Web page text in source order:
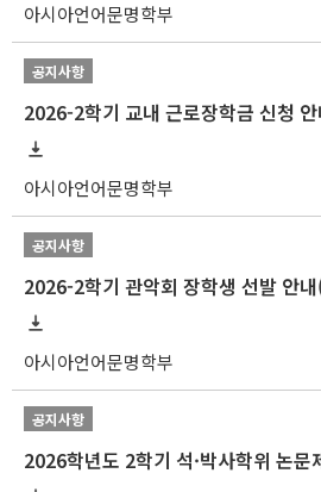
아시아언어문명학부
공지사항
2026-2학기 교내 근로장학금 신청
아시아언어문명학부
공지사항
2026-2학기 관악회 장학생 선발 안
아시아언어문명학부
공지사항